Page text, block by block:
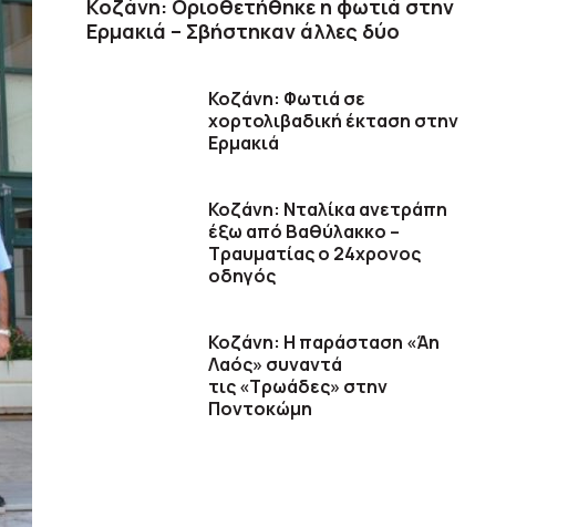
Κοζάνη: Οριοθετήθηκε η φωτιά στην
Ερμακιά – Σβήστηκαν άλλες δύο
Κοζάνη: Φωτιά σε
χορτολιβαδική έκταση στην
Ερμακιά
Κοζάνη: Νταλίκα ανετράπη
έξω από Βαθύλακκο –
Τραυματίας ο 24χρονος
οδηγός
Κοζάνη: Η παράσταση «Άη
Λαός» συναντά
τις «Τρωάδες» στην
Ποντοκώμη